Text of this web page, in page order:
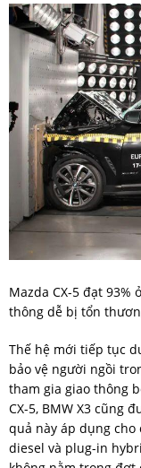
Mazda CX-5 đạt
thông dễ bị tổn
Thế hệ mới tiếp tục
bảo vệ người ngồi
tham gia giao thông
CX-5, BMW X3 cũng
quả này áp dụng cho
diesel và plug-in